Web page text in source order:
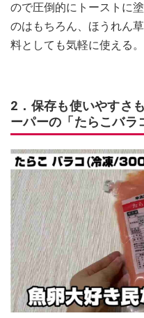
ので圧倒的にトーストに
のはもちろん、ほうれん
料としても気軽に使える。
2．保存も使いやすさ
ーパーの「たらこバラ